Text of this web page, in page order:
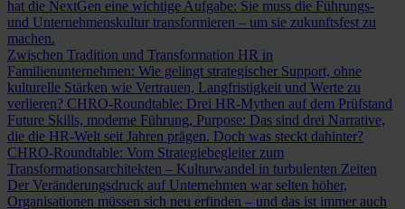
hat die NextGen eine wichtige Aufgabe: Sie muss die Führungs-
und Unternehmenskultur transformieren – um sie zukunftsfest zu
machen.
Zwischen Tradition und Transformation HR in
Familienunternehmen: Wie gelingt strategischer Support, ohne
kulturelle Stärken wie Vertrauen, Langfristigkeit und Werte zu
verlieren? CHRO-Roundtable: Drei HR-Mythen auf dem Prüfstand
Future Skills, moderne Führung, Purpose: Das sind drei Narrative,
die die HR-Welt seit Jahren prägen. Doch was steckt dahinter?
CHRO-Roundtable: Vom Strategiebegleiter zum
Transformationsarchitekten – Kulturwandel in turbulenten Zeiten
Der Veränderungsdruck auf Unternehmen war selten höher,
Organisationen müssen sich neu erfinden – und das ist immer auch